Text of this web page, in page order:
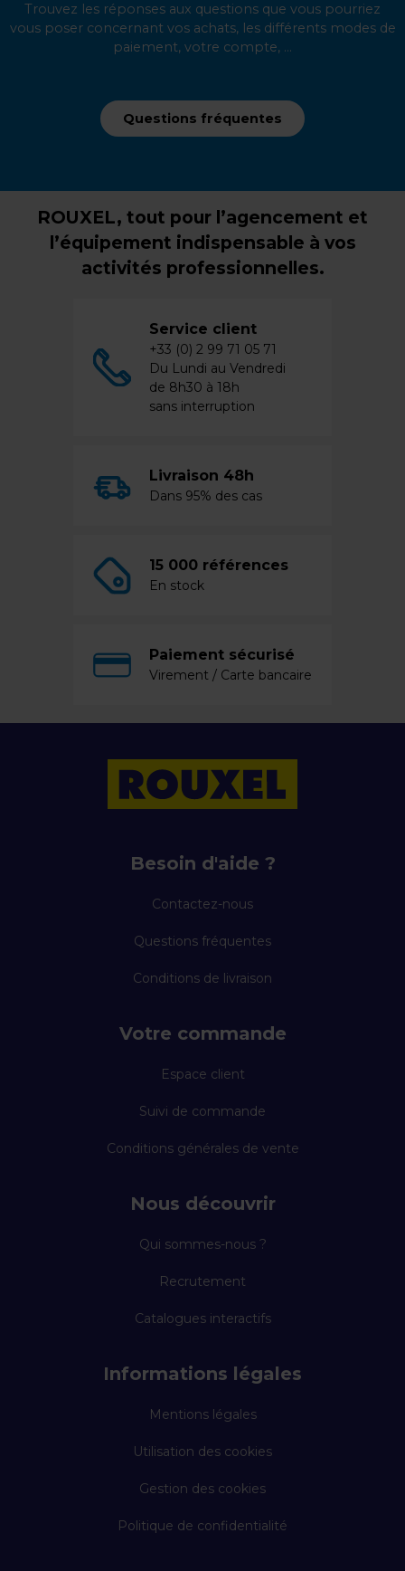
Trouvez les réponses aux questions que vous pourriez
vous poser concernant vos achats, les différents modes de
paiement, votre compte, ...
Questions fréquentes
ROUXEL, tout pour l’agencement et
l’équipement indispensable à vos
activités professionnelles.
Service client
+33 (0) 2 99 71 05 71
Du Lundi au Vendredi
de 8h30 à 18h
sans interruption
Livraison 48h
Dans 95% des cas
15 000 références
En stock
Paiement sécurisé
Virement / Carte bancaire
Besoin d'aide ?
Contactez-nous
Questions fréquentes
Conditions de livraison
Votre commande
Espace client
Suivi de commande
Conditions générales de vente
Nous découvrir
Qui sommes-nous ?
Recrutement
Catalogues interactifs
Informations légales
Mentions légales
Utilisation des cookies
Gestion des cookies
Politique de confidentialité